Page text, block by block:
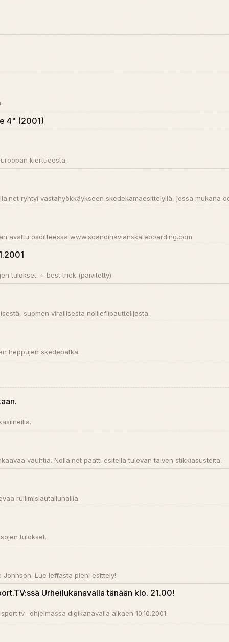
4" (2001)
kiertueesta.
ryhtyi vastahyökkäykseen skedekamaesittelyllä, jossa mukana
avattu osoitteessa www.scandinavianskateboarding.com
tulokset. + best trick (päivitetty)
suomen virallisesta nollieflipauttelijasta.
heppujen skedepätkä.
vauhtia. Nolla.net päätti esitellä tulevan talven stikkiasusteita.
rullimislautailuhallia.
tulokset.
Lue leffasta pieni esittely!
Urheilukanavalla tänään klo. 21.00!
-ohjelmassa digikanavalla alkaen 10.10.2001.